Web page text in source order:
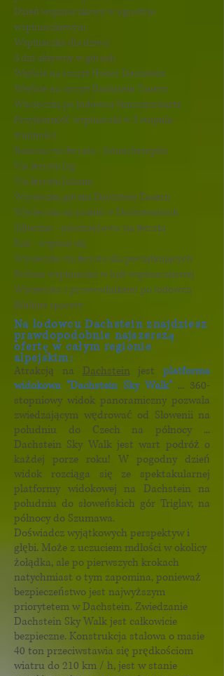
Dzień wspinaczkowy w ogrodzie
wspinaczkowym
Wspinaczka dla dzieci
3 dni aktywny w górach
Wejście na szczyt Hoher Dachstein
Wejście na szczyt Dachstein Tauern
Wycieczka po lodowcu Simonyscharte
Przyjemność wspinaczki w 3 stopniu
trudności
Ramsau via ferrata - Scheichenspitz
Via ferrata Irg
Via ferrata Johann
Wycieczka górska Dachstein Tauern
Wycieczka do jaskini w Dachsteinloch
Silberkar - młodzieżowa via ferrata
Kali - wspinaj się
Wycieczka via ferrata dla początkujących
Próbna wspinaczka w hali wspinaczkowej
Wycieczka z przewodnikiem po lodowcu
Biblijne spacery
Na lodowcu Dachstein znajdziesz
prawdopodobnie najszerszą
ofertę w całym regionie
alpejskim:
Atrakcją na Dachsteinjest
platforma
widokowa "Dachstein Sky Walk" ... 360-
stopniowy widok panoramiczny pozwala
zwiedzającym wędrować od Słowenii na
południu do Czech na północy ...
Dachstein Sky Walk jest wart podróż o
każdej porze roku! W pogodny dzień
widok rozciąga się ze spektakularnej
platformy widokowej na Dachstein na
południu do słoweńskich gór Triglav, na
północy do Szumawa.
Doświadcz wyjątkowych perspektyw i
głębi. Może z uczuciem mdłości w okolicy
żołądka, ale po pierwszych krokach
natychmiast o tym zapomina, ponieważ
bezpieczeństwo jest najwyższym
priorytetem w Dachstein. Zwiedzanie
Dachstein Sky Walk jest całkowicie
bezpieczne. Konstrukcja stalowa o masie
40 ton przeciwstawia się prędkościom
wiatru do 210 km / h, jest w stanie